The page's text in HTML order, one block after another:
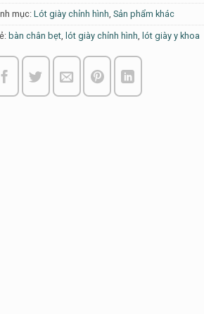
mục:Lót giày chỉnh hình, Sản phẩm khác
bàn chân bẹt, lót giày chỉnh hình, lót giày y khoa